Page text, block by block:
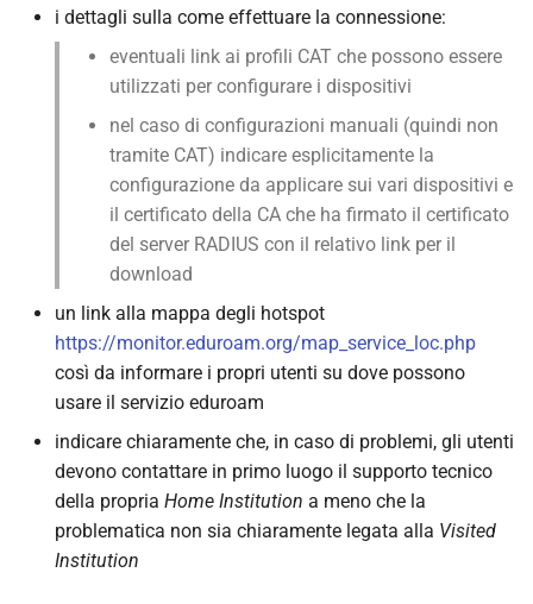
i dettagli sulla come effettuare la connessione:
eventuali link ai profili CAT che possono essere
utilizzati per configurare i dispositivi
nel caso di configurazioni manuali (quindi non
tramite CAT) indicare esplicitamente la
configurazione da applicare sui vari dispositivi e
il certificato della CA che ha firmato il certificato
del server RADIUS con il relativo link per il
download
un link alla mappa degli hotspot
https://monitor.eduroam.org/map_service_loc.php
così da informare i propri utenti su dove possono
usare il servizio eduroam
indicare chiaramente che, in caso di problemi, gli utenti
devono contattare in primo luogo il supporto tecnico
della propria Home Institution a meno che la
problematica non sia chiaramente legata alla Visited
Institution